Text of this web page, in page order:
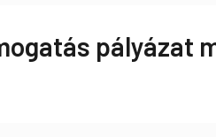
pályázat